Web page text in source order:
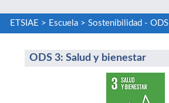
ETSIAE > Escuela> Sostenibilidad - ODS
ODS 3: Salud y bienestar